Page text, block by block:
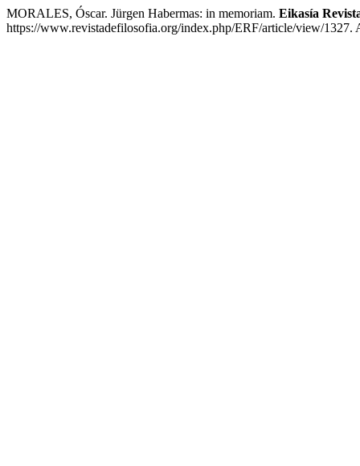
MORALES, Óscar. Jürgen Habermas: in memoriam. Eikasía
https://www.revistadefilosofia.org/index.php/ERF/article/view/1327.